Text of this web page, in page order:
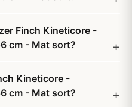
Finch Kineticore -
cm - Mat sort?
Kineticore -
cm - Mat sort?